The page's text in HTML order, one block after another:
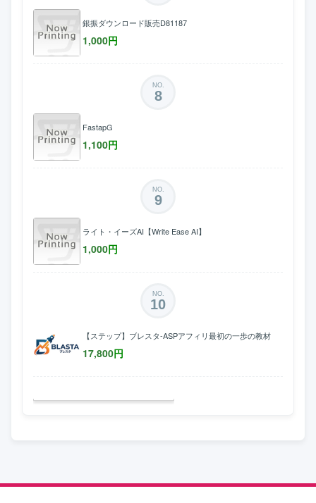
銀振ダウンロード販売D81187
1,000円
NO.
8
FastapG
1,100円
NO.
9
ライト・イーズAI【Write Ease AI】
1,000円
NO.
10
【ステップ】ブレスタ-ASPアフィリ最初の一歩の教材
17,800円